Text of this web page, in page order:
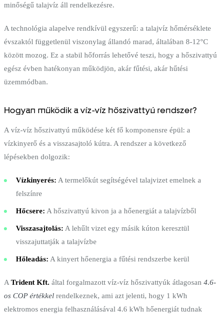
minőségű talajvíz áll rendelkezésre.
A technológia alapelve rendkívül egyszerű: a talajvíz hőmérséklete
évszaktól függetlenül viszonylag állandó marad, általában 8-12°C
között mozog. Ez a stabil hőforrás lehetővé teszi, hogy a hőszivattyú
egész évben hatékonyan működjön, akár fűtési, akár hűtési
üzemmódban.
Hogyan működik a víz-víz hőszivattyú rendszer?
A víz-víz hőszivattyú működése két fő komponensre épül: a
vízkinyerő és a visszasajtoló kútra. A rendszer a következő
lépésekben dolgozik:
Vízkinyerés: A termelőkút segítségével talajvizet emelnek a
felszínre
Hőcsere: A hőszivattyú kivon ja a hőenergiát a talajvízből
Visszasajtolás: A lehűlt vizet egy másik kúton keresztül
visszajuttatják a talajvízbe
Hőleadás: A kinyert hőenergia a fűtési rendszerbe kerül
A Trident Kft. által forgalmazott víz-víz hőszivattyúk átlagosan 4.6-
os COP értékkel rendelkeznek, ami azt jelenti, hogy 1 kWh
elektromos energia felhasználásával 4.6 kWh hőenergiát tudnak